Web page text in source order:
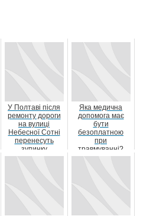
У Полтаві після
ремонту дороги
на вулиці
Небесної Сотні
перенесуть
зупинку
«Краєзнавчий
Яка медична
допомога має
бути
безоплатною
при
травмуванні?